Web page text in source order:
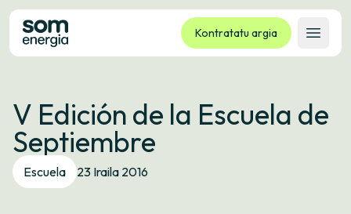
Kontratatu argia
Ireki
Tarifak
Zerbitzuak
Enpresak
Kooperatiba
V Edición de la Escuela de
Septiembre
Escuela 23 Iraila 2016